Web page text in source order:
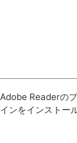
Readerの
ンをインストー